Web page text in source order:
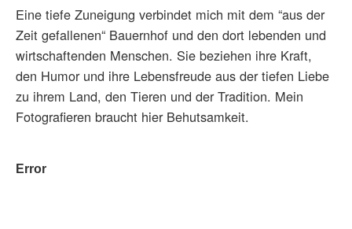
Eine tiefe Zuneigung verbindet mich mit dem “aus der
Zeit gefallenen“ Bauernhof und den dort lebenden und
wirtschaftenden Menschen. Sie beziehen ihre Kraft,
den Humor und ihre Lebensfreude aus der tiefen Liebe
zu ihrem Land, den Tieren und der Tradition. Mein
Fotografieren braucht hier Behutsamkeit.
Error